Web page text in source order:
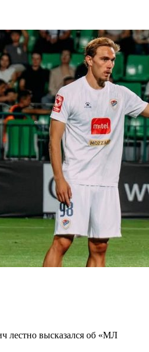
лестно высказался об «МЛ